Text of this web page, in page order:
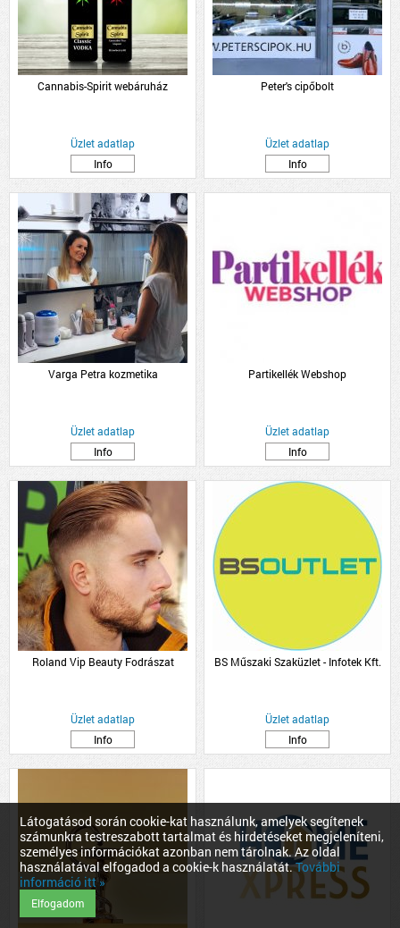
Látogatásod során cookie-kat használunk, amelyek segítenek
számunkra testreszabott tartalmat és hirdetéseket megjeleníteni,
személyes információkat azonban nem tárolnak. Az oldal
használatával elfogadod a cookie-k használatát.További
információ itt »
Elfogadom
Cannabis-Spirit webáruház
Üzlet adatlap
Info
Peter's cipőbolt
Üzlet adatlap
Info
Varga Petra kozmetika
Üzlet adatlap
Info
Partikellék Webshop
Üzlet adatlap
Info
Roland Vip Beauty Fodrászat
Üzlet adatlap
Info
BS Műszaki Szaküzlet - Infotek Kft.
Üzlet adatlap
Info